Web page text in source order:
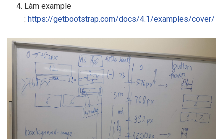
Làm example
:https://getbootstrap.com/docs/4.1/examples/cover/